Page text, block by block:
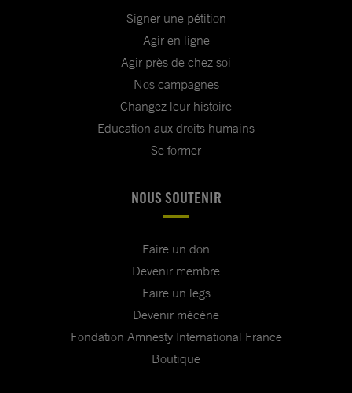
Signer une pétition
Agir en ligne
Agir près de chez soi
Nos campagnes
Changez leur histoire
Education aux droits humains
Se former
NOUS SOUTENIR
Faire un don
Devenir membre
Faire un legs
Devenir mécène
Fondation Amnesty International France
Boutique